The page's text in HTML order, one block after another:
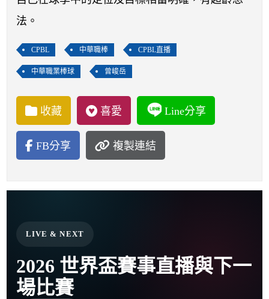
法。
CPBL 中華職棒 CPBL直播
中華職業棒球 曾峻岳
收藏 喜愛 Line分享
FB分享 複製連結
LIVE & NEXT
2026 世界盃賽事直播與下一
場比賽